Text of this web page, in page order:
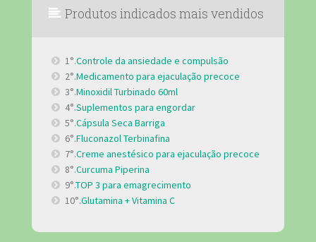
Produtos indicados mais vendidos
1°.Controle da ansiedade e compulsão
2°.Medicamento para ejaculação precoce
3°.Minoxidil Turbinado 60ml
4°.Suplementos para engordar
5°.Cápsula Seca Barriga
6°.Fluconazol Terbinafina
7°.Creme anestésico para ejaculação precoce
8°.Curcuma Piperina
9°.TOP 3 para emagrecimento
10°.Glutamina + Vitamina C